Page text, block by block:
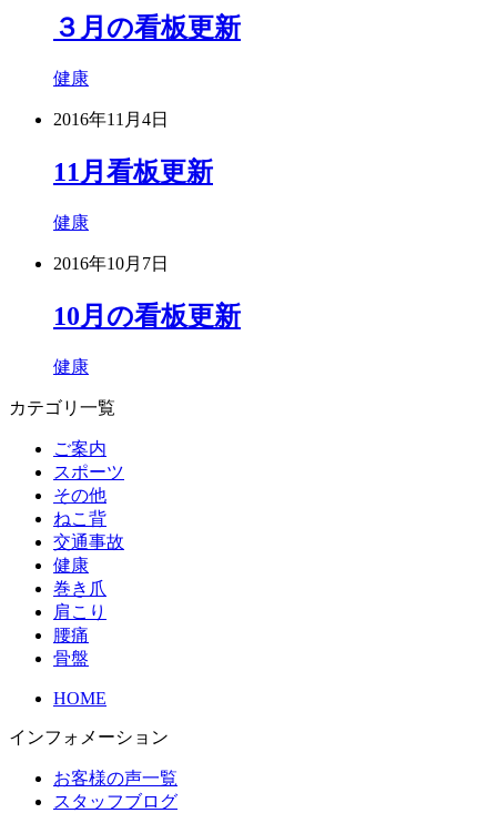
３月の看板更新
健康
2016年11月4日
11月看板更新
健康
2016年10月7日
10月の看板更新
健康
カテゴリ一覧
ご案内
スポーツ
その他
ねこ背
交通事故
健康
巻き爪
肩こり
腰痛
骨盤
HOME
インフォメーション
お客様の声一覧
スタッフブログ